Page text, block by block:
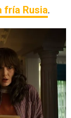
fría Rusia.